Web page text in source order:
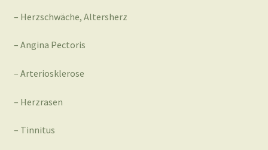
– Herzschwäche, Altersherz
– Angina Pectoris
– Arteriosklerose
– Herzrasen
– Tinnitus